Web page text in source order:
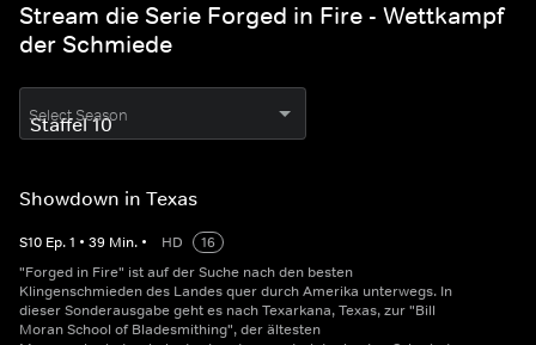
Stream die Serie Forged in Fire - Wettkampf
der Schmiede
Select Season
Showdown in Texas
S10 Ep.1 • 39 Min. • HD
16
"Forged in Fire" ist auf der Suche nach den besten
Klingenschmieden des Landes quer durch Amerika unterwegs. In
dieser Sonderausgabe geht es nach Texarkana, Texas, zur "Bill
Moran School of Bladesmithing", der ältesten